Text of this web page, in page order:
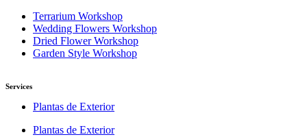
Terrarium Workshop
Wedding Flowers Workshop
Dried Flower Workshop
Garden Style Workshop
Services
Plantas de Exterior
Plantas de Exterior